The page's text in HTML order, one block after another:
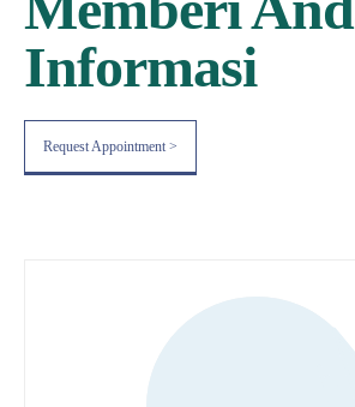
Informasi
Request Appointment >